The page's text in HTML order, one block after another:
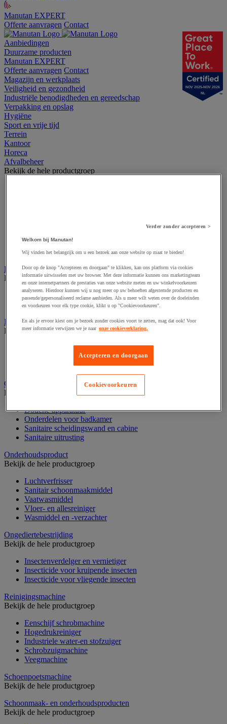
Manutan EXPERT
Offerte aanvragen Contact
Aanbiedingen
Duurzame producten
Manutan EXPERT
Offerte aanvragen Contact
Magazijn en werkplaats
Veiligheid en gezondheid
Industriële benodigdheden en gereedschap
Verpakking en opslag
Hygiëne
Sport en vrije tijd
Terrein
Kantoor
Horeca
Afvalbeheer
Bekijk de hele productgroep
Overslag container
Sorteerbak en buitencontainer
Handdoeken en handdoekdispenser
Bekijk de hele productgroep
Handdoek gevouwen en rollen
Handdoekdispenser en toebehoren
Industrieel reinigen
Bekijk de hele productgroep
Dispenser voor industrieel poetspapier
Industriële poetsrollen
Nonwoven en textiel doeken
Onderdelen voor sanitair, douche en badkamer
Bekijk de hele productgroep
Douche apparatuur
Onderdelen voor badkamer
Sanitaire scheidingswand en cabine
Sanitaire uitrusting
Onderhoudsproduct
Bekijk de hele productgroep
Luchtverfrisser
Sanitair schoonmaakmiddel
Vaatwasmiddel
Vloer- en allesreiniger
Wasmiddel en -verzachter
Ongediertebestrijding
Bekijk de hele productgroep
Insectenverdelger en vernietiger
Insecticide voor kruipende insecten
Insecticide voor vliegende insecten
Reinigingsmachine
Bekijk de hele productgroep
Eenschijf schrobmachine
Hogedrukreiniger
Industriele water-en stofzuiger
Schrobzuigmachine
Veegmachine
Schoenpoetsmachine
Bekijk de hele productgroep
Schoonmaak- en onderhoudsproducten
Bekijk de hele productgroep
NOV 2025-NOV 2026
NL
Verder zonder accepteren >
Welkom bij Manutan!
Wij vinden het belangrijk om u een bezoek aan onze website op maat te bieden!
Door op de knop "Accepteren en doorgaan" te klikken, kan ons platform via cookies
informatie uitwisselen met uw browser. Met deze informatie kunnen ons marketingteam
en onze internetpartners de prestaties van onze website meten en uw winkelvoorkeuren
analyseren. Hierdoor kunnen wij u nog meer op uw behoeften afgestemde producten en
passende/gepersonaliseerd reclame aanbieden. Als u meer wilt weten over de doeleinden
en voorkeuren voor elk type cookie, klikt u op "Cookievoorkeuren".
En als je ervoor kiest om je bezoek zonder cookies voort te zetten, mag dat ook! Voor
meer informatie verwijzen we je naar onze cookieverklaring.
Accepteren en doorgaan
Cookievoorkeuren